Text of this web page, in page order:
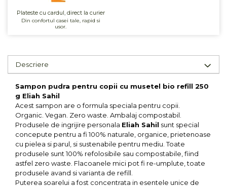
Dulciuri
Creme
Bomboane, Caramele si Jeleuri
Biscuiti si napolitane
Inghetata
Zahar si indulcitori
Batoane
Dulciuri bio
Guma de mestecat bio
Snacksuri
Seminte, fructe uscate, samburi
Plateste cu cardul, direct la curier
Din confortul casei tale, rapid si
usor.
Descriere
Sampon pudra pentru copii cu musetel bio refill 250
g Eliah Sahil
Acest sampon are o formula speciala pentru copii.
Organic. Vegan. Zero waste. Ambalaj compostabil.
Produsele de ingrijire personala Eliah Sahil sunt special
concepute pentru a fi 100% naturale, organice, prietenoase
cu pielea si parul, si sustenabile pentru mediu. Toate
produsele sunt 100% refolosibile sau compostabile, fiind
astfel zero waste. Flacoanele mici pot fi re-umplute, toate
produsele avand si varianta de refill.
Puterea soarelui a fost concentrata in esentele unice de